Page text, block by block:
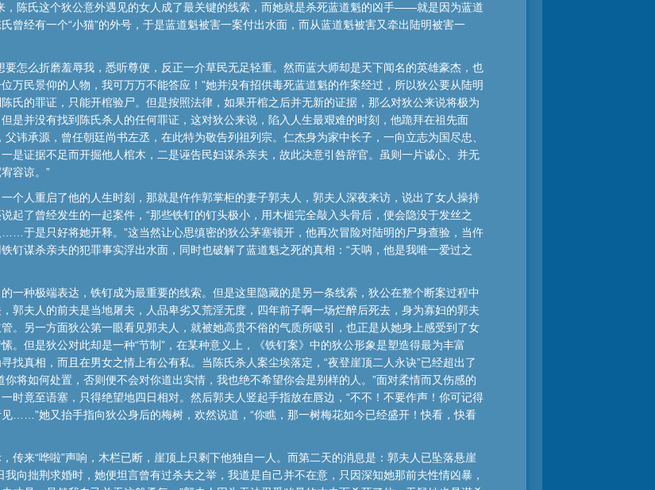
，陈氏这个狄公意外遇见的女人成了最关键的线索，而她就是杀死蓝道魁的凶手——就是因为蓝道
曾经有一个“小猫”的外号，于是蓝道魁被害一案付出水面，而从蓝道魁被害又牵出陆明被害一
怎么折磨羞辱我，悉听尊便，反正一介草民无足轻重。然而蓝大师却是天下闻名的英雄豪杰，也
万民景仰的人物，我可万万不能答应！”她并没有招供毒死蓝道魁的作案经过，所以狄公要从陆明
氏的罪证，只能开棺验尸。但是按照法律，如果开棺之后并无新的证据，那么对狄公来说将极为
是并没有找到陈氏杀人的任何罪证，这对狄公来说，陷入人生最艰难的时刻，他跪拜在祖先面
讳承源，曾任朝廷尚书左丞，在此特为敬告列祖列宗。仁杰身为家中长子，一向立志为国尽忠、
是证据不足而开掘他人棺木，二是诬告民妇谋杀亲夫，故此决意引咎辞官。虽则一片诚心、并无
容谅。”
个人重启了他的人生时刻，那就是仵作郭掌柜的妻子郭夫人，郭夫人深夜来访，说出了女人操持
起了曾经发生的一起案件，“那些铁钉的钉头极小，用木槌完全敲入头骨后，便会隐没于发丝之
于是只好将她开释。”这当然让心思缜密的狄公茅塞顿开，他再次冒险对陆明的尸身查验，当仵
钉谋杀亲夫的犯罪事实浮出水面，同时也破解了蓝道魁之死的真相：“天呐，他是我唯一爱过之
一种极端表达，铁钉成为最重要的线索。但是这里隐藏的是另一条线索，狄公在整个断案过程中
郭夫人的前夫是当地屠夫，人品卑劣又荒淫无度，四年前子啊一场烂醉后死去，身为寡妇的郭夫
。另一方面狄公第一眼看见郭夫人，就被她高贵不俗的气质所吸引，也正是从她身上感受到了女
。但是狄公对此却是一种“节制”，在某种意义上，《铁钉案》中的狄公形象是塑造得最为丰富
找真相，而且在男女之情上有公有私。当陈氏杀人案尘埃落定，“夜登崖顶二人永诀”已经超出了
将如何处置，否则便不会对你道出实情，我也绝不希望你会是别样的人。”面对柔情而又伤感的
时竟至语塞，只得绝望地四日相对。然后郭夫人竖起手指放在唇边，“不不！不要作声！你可记得
……”她又抬手指向狄公身后的梅树，欢然说道，“你瞧，那一树梅花如今已经盛开！快看，快看
传来“哗啦”声响，木栏已断，崖顶上只剩下他独自一人。而第二天的消息是：郭夫人已坠落悬崖
向拙荆求婚时，她便坦言曾有过杀夫之举，我道是自己并不在意，只因深知她那前夫性情凶暴，